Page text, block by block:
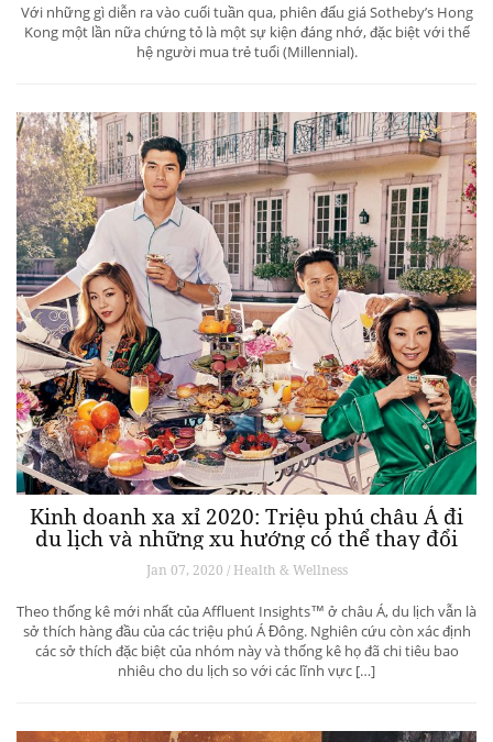
Với những gì diễn ra vào cuối tuần qua, phiên đấu giá Sotheby’s Hong
Kong một lần nữa chứng tỏ là một sự kiện đáng nhớ, đặc biệt với thế
hệ người mua trẻ tuổi (Millennial).
Kinh doanh xa xỉ 2020: Triệu phú châu Á đi
du lịch và những xu hướng có thể thay đổi
ngành du lịch thượng lưu
Jan 07, 2020 / Health & Wellness
Theo thống kê mới nhất của Affluent Insights™ ở châu Á, du lịch vẫn là
sở thích hàng đầu của các triệu phú Á Đông. Nghiên cứu còn xác định
các sở thích đặc biệt của nhóm này và thống kê họ đã chi tiêu bao
nhiêu cho du lịch so với các lĩnh vực […]